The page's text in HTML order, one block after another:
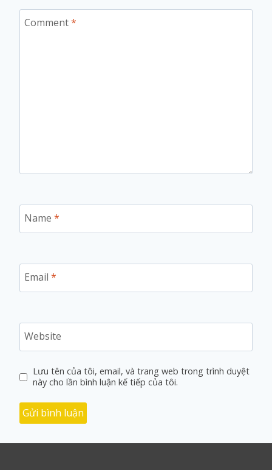
Comment*
Name *
Email *
Website
Lưu tên của tôi, email, và trang web trong trình duyệt
này cho lần bình luận kế tiếp của tôi.